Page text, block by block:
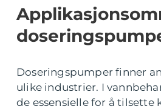
Doseringspumper finner
ulike industrier. I
de essensielle for å tilsette